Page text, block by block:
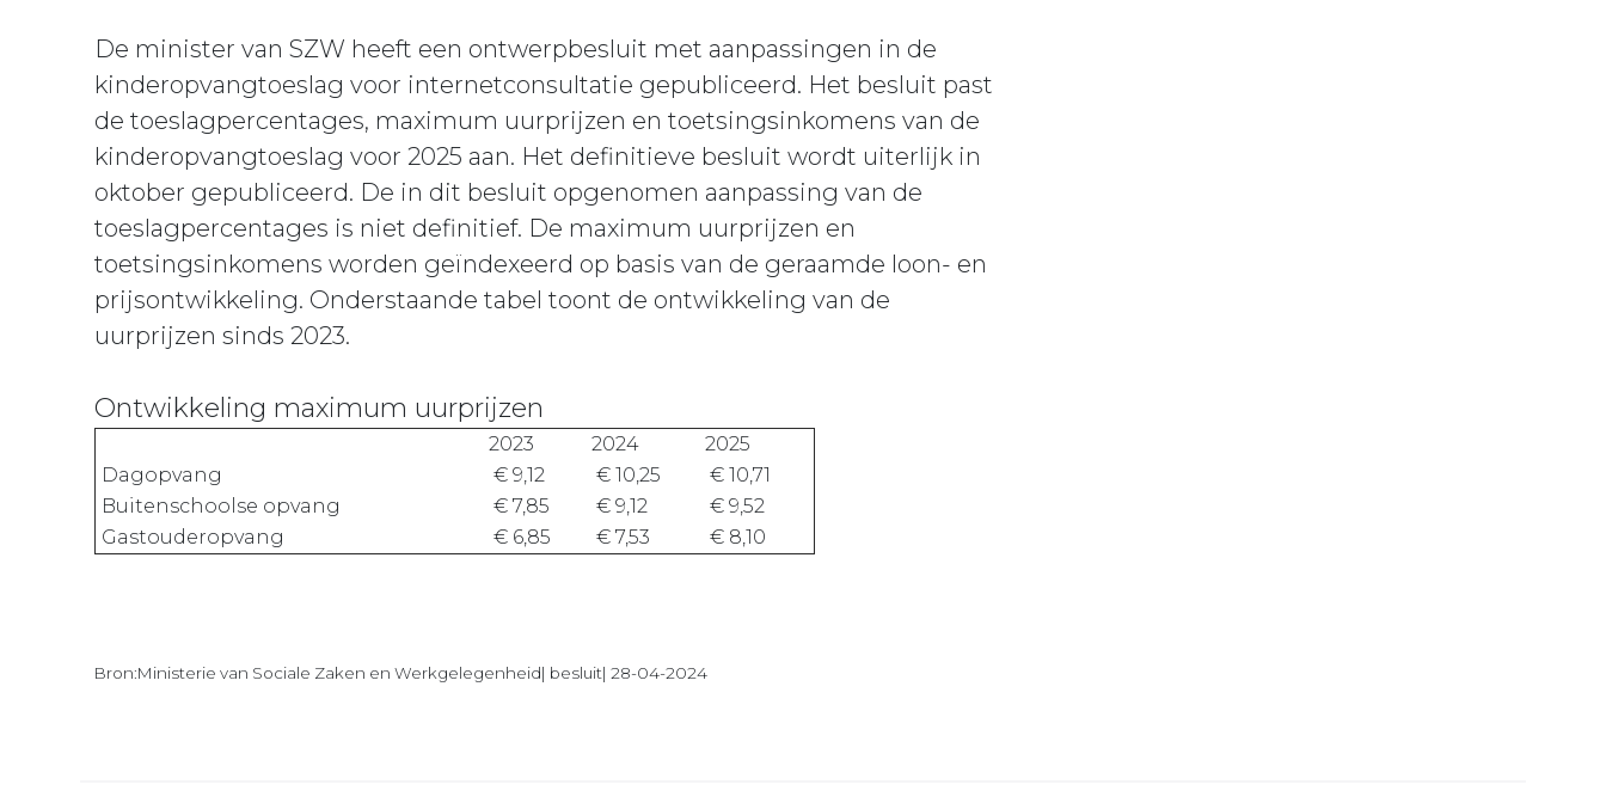
De minister van SZW heeft een ontwerpbesluit met aanpassingen in de
kinderopvangtoeslag voor internetconsultatie gepubliceerd. Het besluit past
de toeslagpercentages, maximum uurprijzen en toetsingsinkomens van de
kinderopvangtoeslag voor 2025 aan. Het definitieve besluit wordt uiterlijk in
oktober gepubliceerd. De in dit besluit opgenomen aanpassing van de
toeslagpercentages is niet definitief. De maximum uurprijzen en
toetsingsinkomens worden geïndexeerd op basis van de geraamde loon- en
prijsontwikkeling. Onderstaande tabel toont de ontwikkeling van de
uurprijzen sinds 2023.
Ontwikkeling maximum uurprijzen
2023 2024
2025
Dagopvang
€ 9,12 € 10,25
€ 10,71
Buitenschoolse opvang
€ 7,85 € 9,12
€ 9,52
Gastouderopvang
€ 6,85 € 7,53 € 8,10
Bron:Ministerie van Sociale Zaken en Werkgelegenheid| besluit| 28-04-2024